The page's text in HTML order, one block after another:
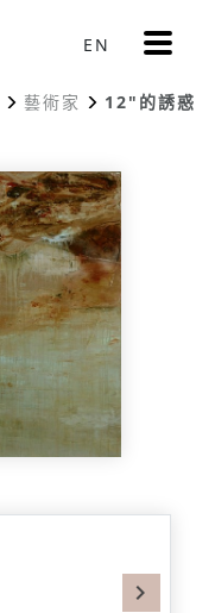
EN 更
多
單
藝術家 12"的誘惑